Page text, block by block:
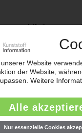
Lichttechnik-